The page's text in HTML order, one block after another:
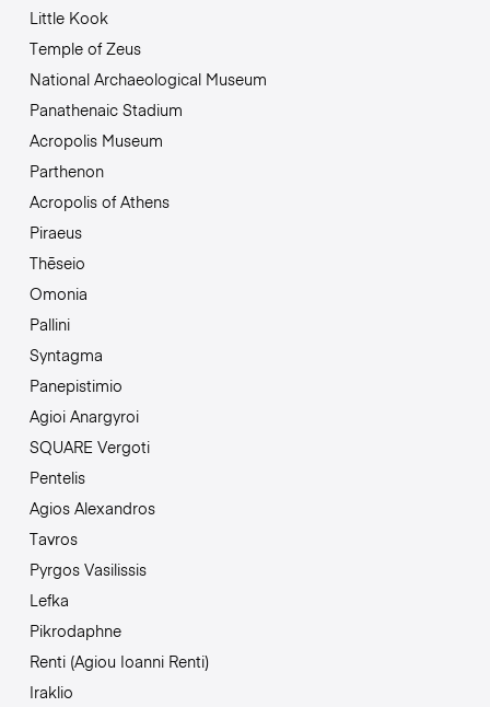
Little Kook
Temple of Zeus
National Archaeological Museum
Panathenaic Stadium
Acropolis Museum
Parthenon
Acropolis of Athens
Piraeus
Thēseio
Omonia
Pallini
Syntagma
Panepistimio
Agioi Anargyroi
SQUARE Vergoti
Pentelis
Agios Alexandros
Tavros
Pyrgos Vasilissis
Lefka
Pikrodaphne
Renti (Agiou Ioanni Renti)
Iraklio